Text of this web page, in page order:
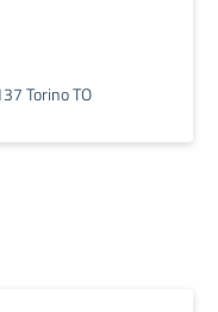
Torino TO